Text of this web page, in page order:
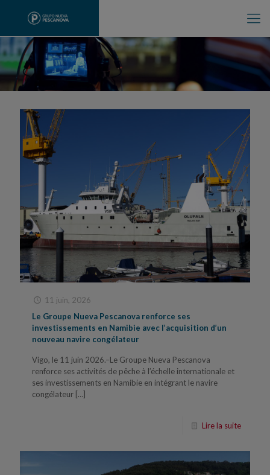
11 juin, 2026
Le Groupe Nueva Pescanova renforce ses
investissements en Namibie avec l’acquisition d’un
nouveau navire congélateur
Vigo, le 11 juin 2026.–Le Groupe Nueva Pescanova
renforce ses activités de pêche à l’échelle internationale et
ses investissements en Namibie en intégrant le navire
congélateur […]
Lire la suite